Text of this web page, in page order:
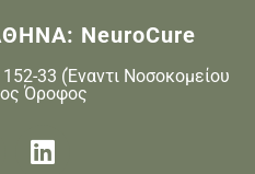
NeuroCure
33 (Έναντι Νοσοκομείου
Όροφος